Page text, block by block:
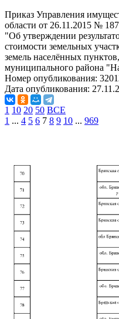
Приказ Управления
области от 26.11.2015 №
"Об утверждении
стоимости земельных
земель населённых
муниципального района
Номер опубликования:
Дата опубликования:
1 10 20 50 ВСЕ
1 ... 4 5 6 7 8 9 10 ... 969